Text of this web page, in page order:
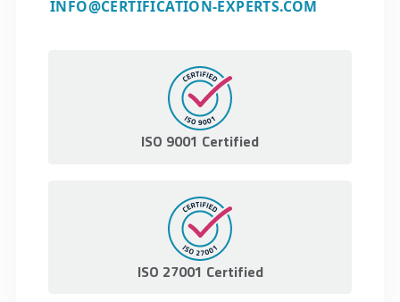
INFO@CERTIFICATION-EXPERTS.COM
ISO 9001 Certified
ISO 27001 Certified